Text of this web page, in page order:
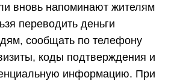
вновь напоминают жителям
переводить деньги
сообщать по телефону
коды подтверждения и
информацию. При